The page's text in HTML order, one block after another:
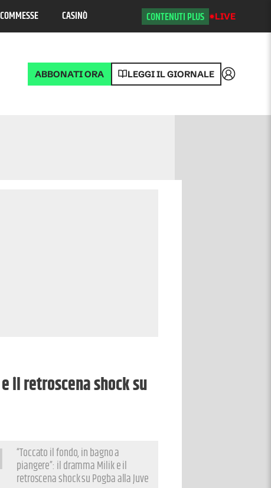
CASINÒ CONTENUTI PLUS LIVE
ABBONATI ORA LEGGI IL GIORNALE Accedi
il retroscena shock su
“Toccato il fondo, in bagno a
piangere”: il dramma Milik e il
retroscena shock su Pogba alla Juve